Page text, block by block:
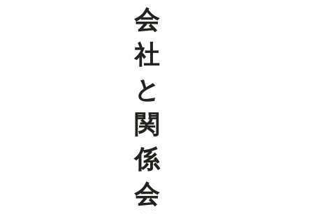
会
社
と
関
係
会